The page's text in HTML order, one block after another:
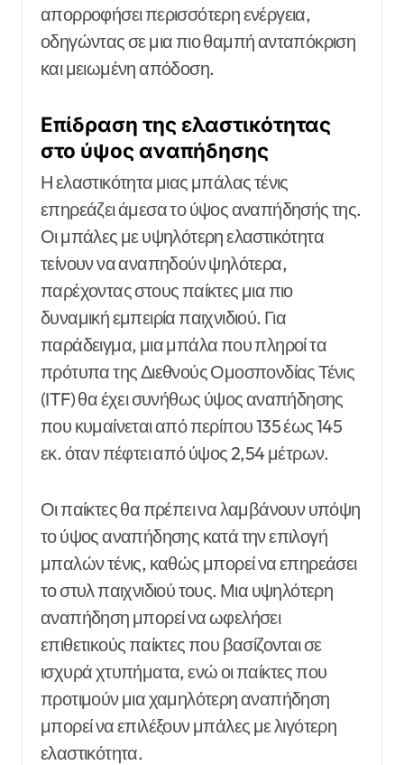
απορροφήσει περισσότερη ενέργεια,
οδηγώντας σε μια πιο θαμπή ανταπόκριση
και μειωμένη απόδοση.
Επίδραση της ελαστικότητας
στο ύψος αναπήδησης
Η ελαστικότητα μιας μπάλας τένις
επηρεάζει άμεσα το ύψος αναπήδησής της.
Οι μπάλες με υψηλότερη ελαστικότητα
τείνουν να αναπηδούν ψηλότερα,
παρέχοντας στους παίκτες μια πιο
δυναμική εμπειρία παιχνιδιού. Για
παράδειγμα, μια μπάλα που πληροί τα
πρότυπα της Διεθνούς Ομοσπονδίας Τένις
(ITF) θα έχει συνήθως ύψος αναπήδησης
που κυμαίνεται από περίπου 135 έως 145
εκ. όταν πέφτει από ύψος 2,54 μέτρων.
Οι παίκτες θα πρέπει να λαμβάνουν υπόψη
το ύψος αναπήδησης κατά την επιλογή
μπαλών τένις, καθώς μπορεί να επηρεάσει
το στυλ παιχνιδιού τους. Μια υψηλότερη
αναπήδηση μπορεί να ωφελήσει
επιθετικούς παίκτες που βασίζονται σε
ισχυρά χτυπήματα, ενώ οι παίκτες που
προτιμούν μια χαμηλότερη αναπήδηση
μπορεί να επιλέξουν μπάλες με λιγότερη
ελαστικότητα.